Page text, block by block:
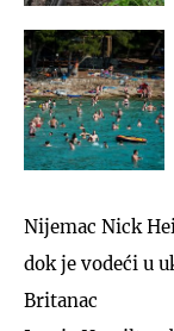
Nijemac Nick
dok je vodeći u
Britanac